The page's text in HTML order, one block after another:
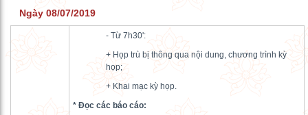
Ngày 08/07/2019
- Từ 7h30':
+ Họp trù bị thông qua nội dung, chương trình kỳ
họp;
+ Khai mạc kỳ họp.
* Đọc các báo cáo: